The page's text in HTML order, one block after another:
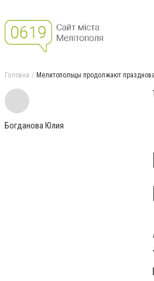
Головна Мелитопольцы продолжают
Богданова Юлия